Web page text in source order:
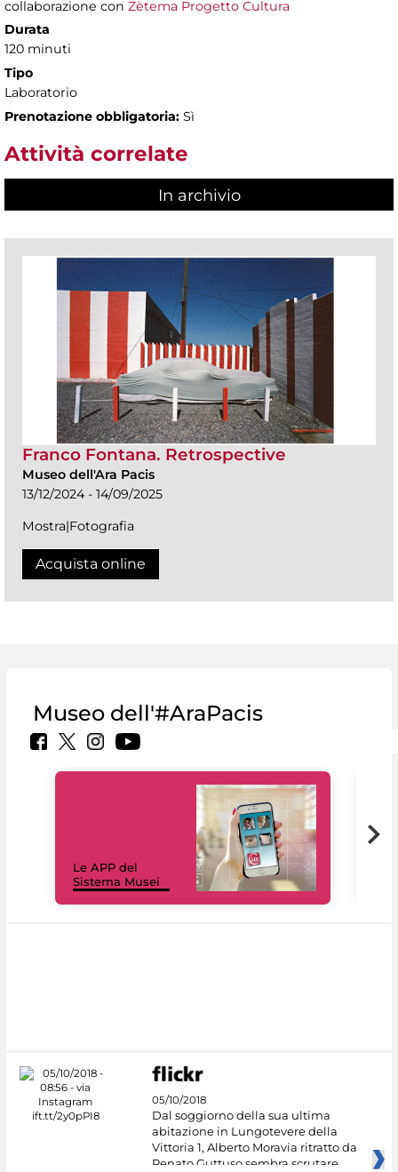
collaborazione con Zètema Progetto Cultura
Durata
120 minuti
Tipo
Laboratorio
Prenotazione obbligatoria: Sì
Attività correlate
In archivio
Franco Fontana. Retrospective
Museo dell'Ara Pacis
13/12/2024 - 14/09/2025
Mostra|Fotografia
Acquista online
Museo dell'#AraPacis
Le APP del
Sistema Musei
05/10/2018
Dal soggiorno della sua ultima
abitazione in Lungotevere della
Vittoria 1, Alberto Moravia ritratto da
Renato Guttuso sembra scrutare